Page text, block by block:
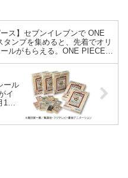
ース】セブンイレブンで ONE
タンプを集めると、先着でオリ
ルがもらえる。ONE PIECEス
ール
イ
1日